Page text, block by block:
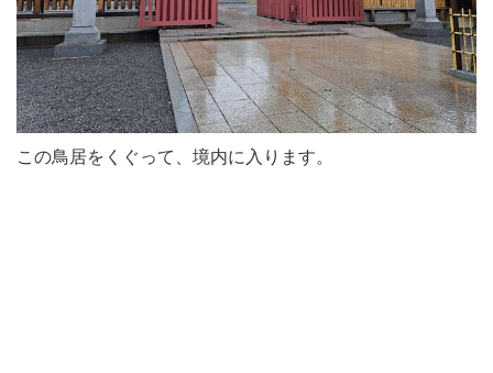
この鳥居をくぐって、境内に入ります。